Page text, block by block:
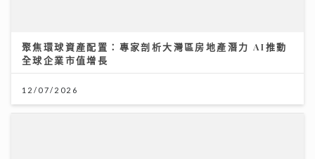
聚焦環球資產配置：專家剖析大灣區房地產潛力 AI推動
全球企業市值增長
12/07/2026